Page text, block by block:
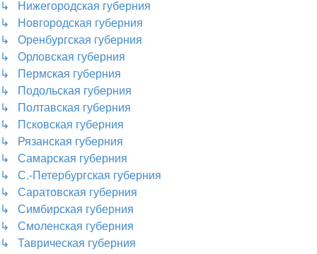
↳ Нижегородская губерния
↳ Новгородская губерния
↳ Оренбургская губерния
↳ Орловская губерния
↳ Пермская губерния
↳ Подольская губерния
↳ Полтавская губерния
↳ Псковская губерния
↳ Рязанская губерния
↳ Самарская губерния
↳ С.-Петербургская губерния
↳ Саратовская губерния
↳ Симбирская губерния
↳ Смоленская губерния
↳ Таврическая губерния